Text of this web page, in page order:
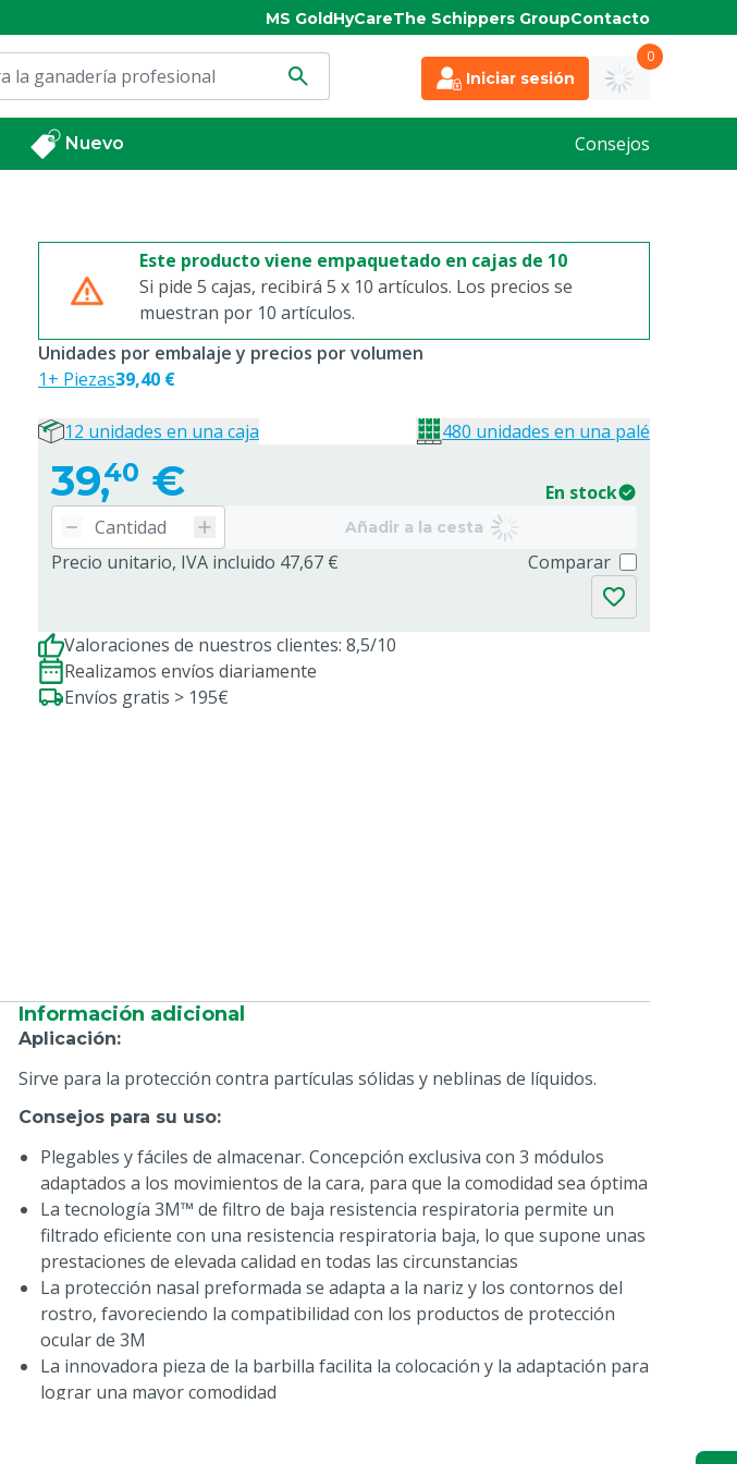
MS GoldHyCareThe Schippers GroupContacto
Iniciar sesión
0
Nuevo Consejos
Este producto viene empaquetado en cajas de 10
Si pide 5 cajas, recibirá 5 x 10 artículos. Los precios se
muestran por 10 artículos.
39,40 € En stock
Añadir a la cesta
Precio unitario, IVA incluido 47,67 € Comparar
Unidades por embalaje y precios por volumen
1+ Piezas39,40 €
12 unidades en una caja 480 unidades en una palé
Valoraciones de nuestros clientes: 8,5/10
Realizamos envíos diariamente
Envíos gratis > 195€
Información adicional
Aplicación:
Sirve para la protección contra partículas sólidas y neblinas de líquidos.
Consejos para su uso:
Plegables y fáciles de almacenar. Concepción exclusiva con 3 módulos
adaptados a los movimientos de la cara, para que la comodidad sea óptima
La tecnología 3M™ de filtro de baja resistencia respiratoria permite un
filtrado eficiente con una resistencia respiratoria baja, lo que supone unas
prestaciones de elevada calidad en todas las circunstancias
La protección nasal preformada se adapta a la nariz y los contornos del
rostro, favoreciendo la compatibilidad con los productos de protección
ocular de 3M
La innovadora pieza de la barbilla facilita la colocación y la adaptación para
lograr una mayor comodidad